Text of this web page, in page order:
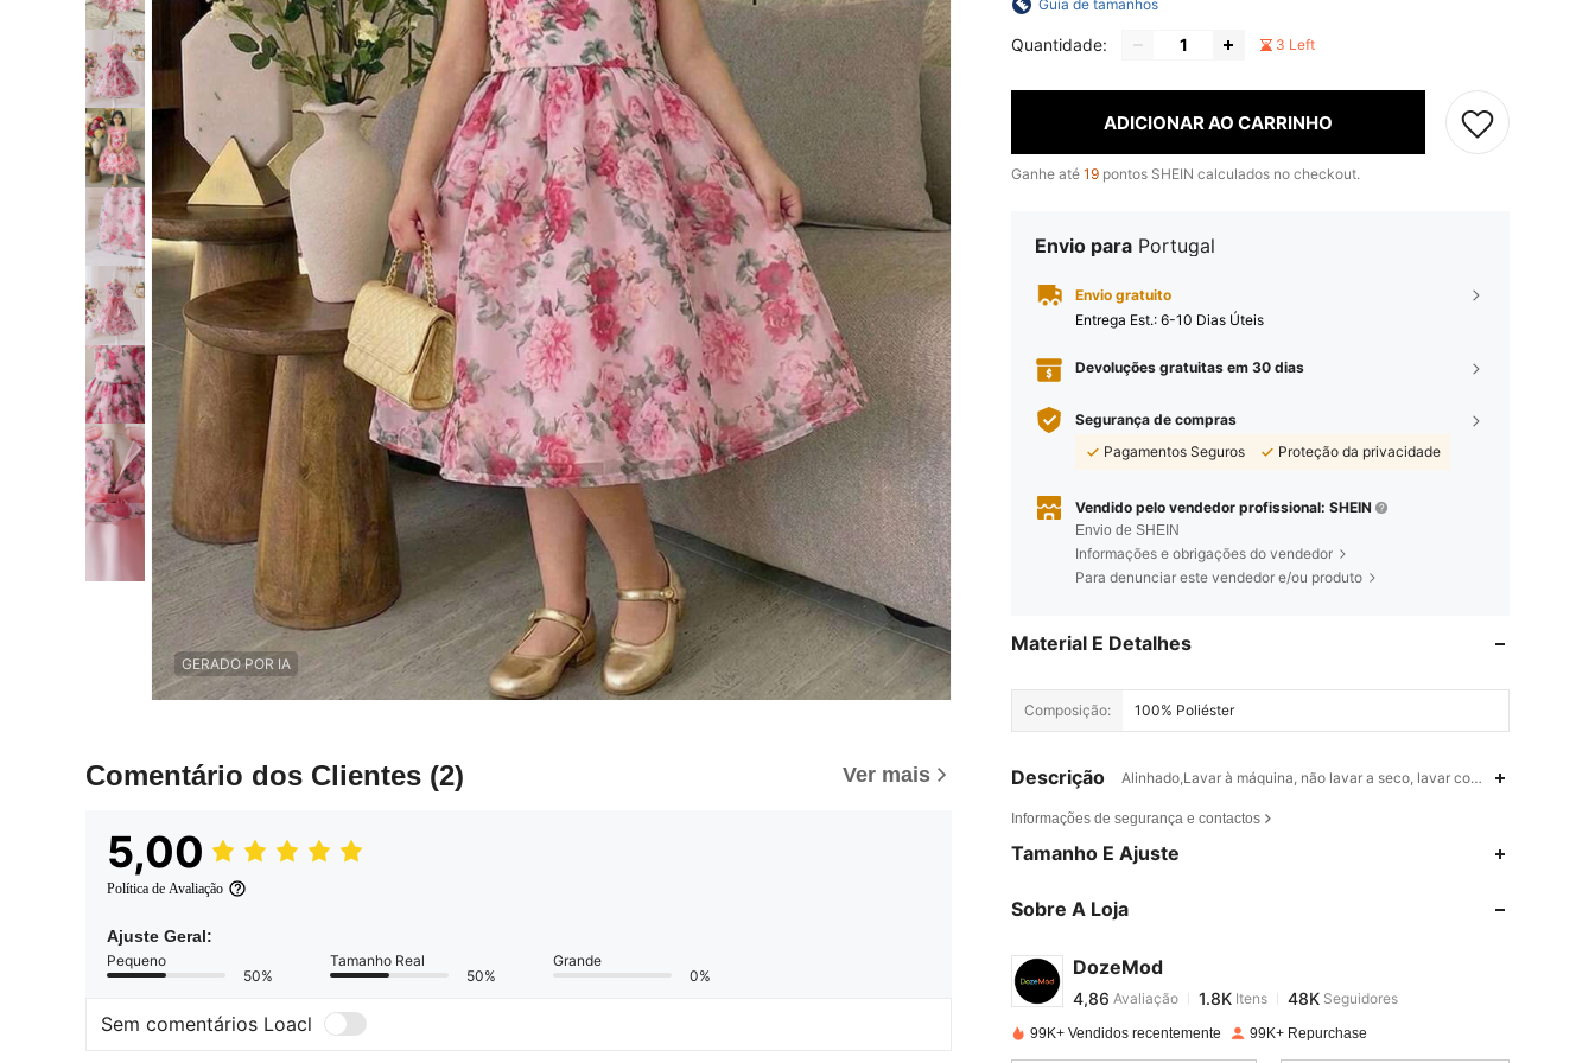
GERADO POR IA
Comentário dos Clientes (2) Ver mais
5,00
Política de Avaliação
Ajuste Geral:
Pequeno
50%
Tamanho Real
50%
Grande
0%
Sem comentários Loacl
Guia de tamanhos
Quantidade: 3 Left
ADICIONAR AO CARRINHO
Ganhe até 19 pontos SHEIN calculados no checkout.
Envio para Portugal
Envio gratuito
Entrega Est.: 6-10 Dias Úteis
Devoluções gratuitas em 30 dias
Segurança de compras
Pagamentos Seguros
Proteção da privacidade
Vendido pelo vendedor profissional: SHEIN
Envio de SHEIN
Informações e obrigações do vendedor
Para denunciar este vendedor e/ou produto
Material E Detalhes
Composição: 100% Poliéster
Descrição Alinhado,Lavar à máquina, não lavar a seco, lavar com detergente
Informações de segurança e contactos
Tamanho E Ajuste
Sobre A Loja
DozeMod
4,86
r***9pago1 dia atrás
99K+ Vendidos recentemente 99K+ Repurchase